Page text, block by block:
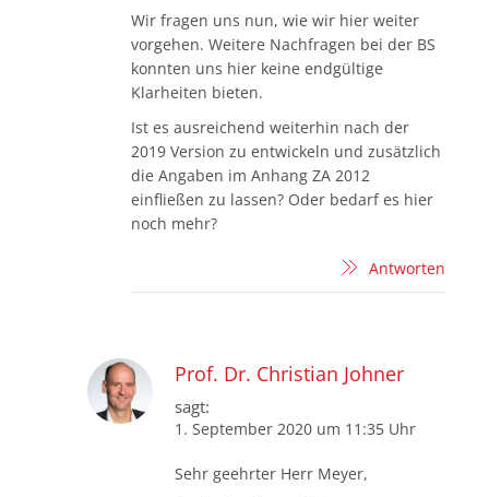
Wir fragen uns nun, wie wir hier weiter
vorgehen. Weitere Nachfragen bei der BS
konnten uns hier keine endgültige
Klarheiten bieten.
Ist es ausreichend weiterhin nach der
2019 Version zu entwickeln und zusätzlich
die Angaben im Anhang ZA 2012
einfließen zu lassen? Oder bedarf es hier
noch mehr?
Antworten
Prof. Dr. Christian Johner
sagt:
1. September 2020 um 11:35 Uhr
Sehr geehrter Herr Meyer,